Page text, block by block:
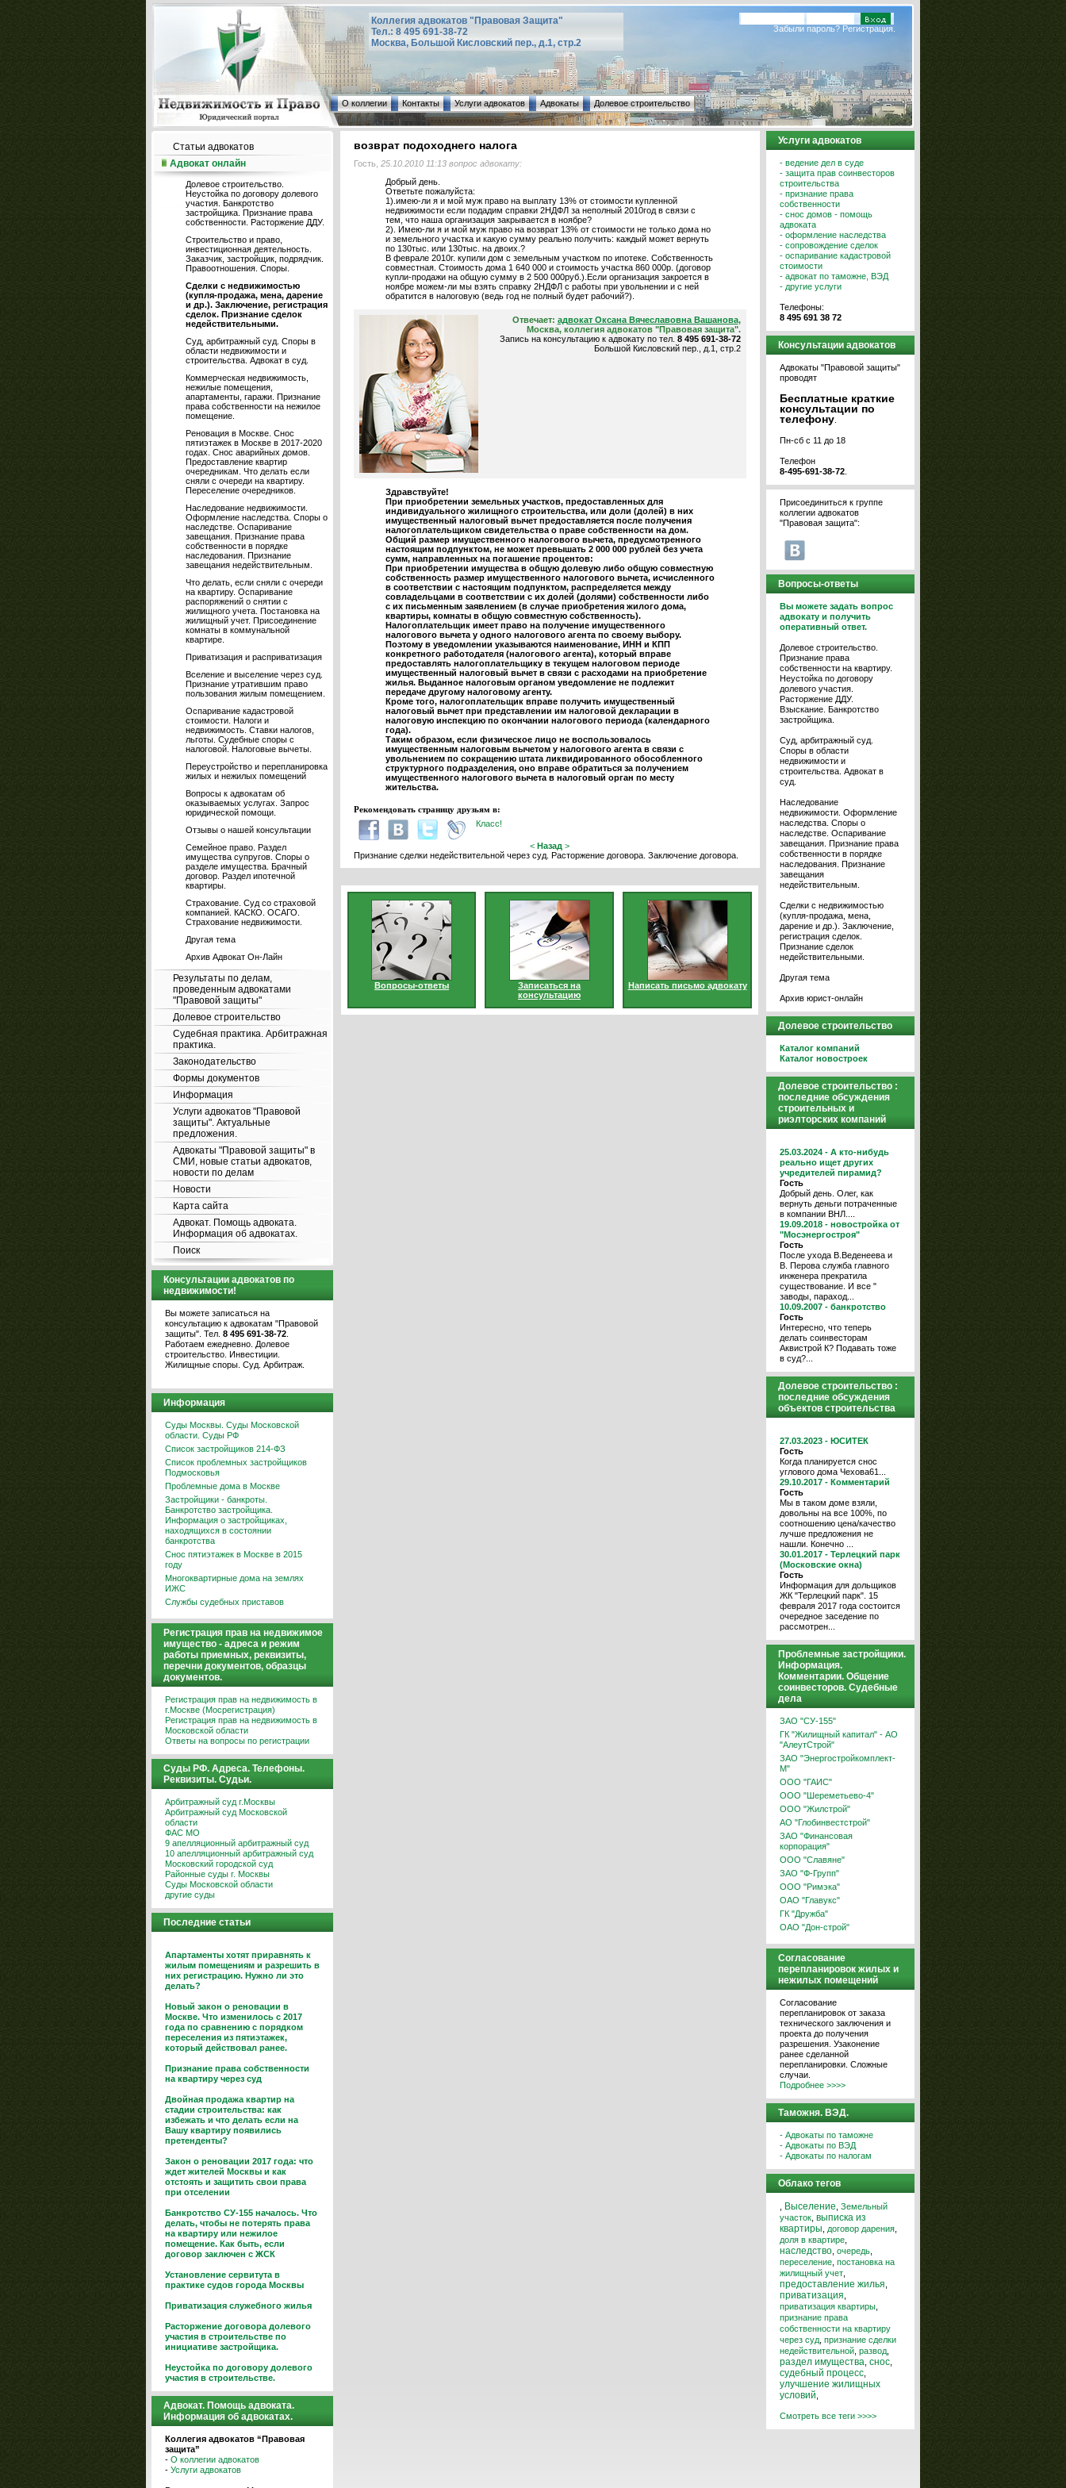
Коллегия адвокатов "Правовая Защита"
Тел.: 8 495 691-38-72
Москва, Большой Кисловский пер., д.1, стр.2
Забыли пароль? Регистрация.
О коллегии Контакты Услуги адвокатов Адвокаты Долевое строительство
Статьи адвокатов
Адвокат онлайн
Долевое строительство.
Неустойка по договору долевого
участия. Банкротство
застройщика. Признание права
собственности. Расторжение ДДУ.
Строительство и право,
инвестиционная деятельность.
Заказчик, застройщик, подрядчик.
Правоотношения. Споры.
Сделки с недвижимостью
(купля-продажа, мена, дарение
и др.). Заключение, регистрация
сделок. Признание сделок
недействительными.
Суд, арбитражный суд. Споры в
области недвижимости и
строительства. Адвокат в суд.
Коммерческая недвижимость,
нежилые помещения,
апартаменты, гаражи. Признание
права собственности на нежилое
помещение.
Реновация в Москве. Снос
пятиэтажек в Москве в 2017-2020
годах. Снос аварийных домов.
Предоставление квартир
очередникам. Что делать если
сняли с очереди на квартиру.
Переселение очередников.
Наследование недвижимости.
Оформление наследства. Споры о
наследстве. Оспаривание
завещания. Признание права
собственности в порядке
наследования. Признание
завещания недействительным.
Что делать, если сняли с очереди
на квартиру. Оспаривание
распоряжений о снятии с
жилищного учета. Постановка на
жилищный учет. Присоединение
комнаты в коммунальной
квартире.
Приватизация и расприватизация
Вселение и выселение через суд.
Признание утратившим право
пользования жилым помещением.
Оспаривание кадастровой
стоимости. Налоги и
недвижимость. Ставки налогов,
льготы. Судебные споры с
налоговой. Налоговые вычеты.
Переустройство и перепланировка
жилых и нежилых помещений
Вопросы к адвокатам об
оказываемых услугах. Запрос
юридической помощи.
Отзывы о нашей консультации
Семейное право. Раздел
имущества супругов. Споры о
разделе имущества. Брачный
договор. Раздел ипотечной
квартиры.
Страхование. Суд со страховой
компанией. КАСКО. ОСАГО.
Страхование недвижимости.
Другая тема
Архив Адвокат Он-Лайн
Результаты по делам,
проведенным адвокатами
"Правовой защиты"
Долевое строительство
Судебная практика. Арбитражная
практика.
Законодательство
Формы документов
Информация
Услуги адвокатов "Правовой
защиты". Актуальные
предложения.
Адвокаты "Правовой защиты" в
СМИ, новые статьи адвокатов,
новости по делам
Новости
Карта сайта
Адвокат. Помощь адвоката.
Информация об адвокатах.
Поиск
Консультации адвокатов по
недвижимости!
Вы можете записаться на
консультацию к адвокатам "Правовой
защиты". Тел. 8 495 691-38-72
Работаем ежедневно. Долевое
строительство. Инвестиции.
Жилищные споры. Суд. Арбитраж.
Информация
Суды Москвы. Суды Московской
области. Суды РФ
Список застройщиков 214-ФЗ
Список проблемных застройщиков
Подмосковья
Проблемные дома в Москве
Застройщики - банкроты.
Банкротство застройщика.
Информация о застройщиках,
находящихся в состоянии
банкротства
Снос пятиэтажек в Москве в 2015
году
Многоквартирные дома на землях
ИЖС
Службы судебных приставов
Регистрация прав на недвижимое
имущество - адреса и режим
работы приемных, реквизиты,
перечни документов, образцы
документов.
Регистрация прав на недвижимость в
г.Москве (Мосрегистрация)
Регистрация прав на недвижимость в
Московской области
Ответы на вопросы по регистрации
Суды РФ. Адреса. Телефоны.
Реквизиты. Судьи.
Арбитражный суд г.Москвы
Арбитражный суд Московской
области
ФАС МО
9 апелляционный арбитражный суд
10 апелляционный арбитражный суд
Московский городской суд
Районные суды г. Москвы
Суды Московской области
другие суды
Последние статьи
Апартаменты хотят приравнять к
жилым помещениям и разрешить в
них регистрацию. Нужно ли это
делать?
Новый закон о реновации в
Москве. Что изменилось с 2017
года по сравнению с порядком
переселения из пятиэтажек,
который действовал ранее.
Признание права собственности
на квартиру через суд
Двойная продажа квартир на
стадии строительства: как
избежать и что делать если на
Вашу квартиру появились
претенденты?
Закон о реновации 2017 года: что
ждет жителей Москвы и как
отстоять и защитить свои права
при отселении
Банкротство СУ-155 началось. Что
делать, чтобы не потерять права
на квартиру или нежилое
помещение. Как быть, если
договор заключен с ЖСК
Установление сервитута в
практике судов города Москвы
Приватизация служебного жилья
Расторжение договора долевого
участия в строительстве по
инициативе застройщика.
Неустойка по договору долевого
участия в строительстве.
Адвокат. Помощь адвоката.
Информация об адвокатах.
Коллегия адвокатов “Правовая
защита”
- О коллегии адвокатов
- Услуги адвокатов
возврат подоходнего налога
Гость, 25.10.2010 11:13 вопрос адвокату:
Добрый день.
Ответьте пожалуйста:
1).имею-ли я и мой муж право на выплату 13% от стоимости купленной
недвижимости если подадим справки 2НДФЛ за неполный 2010год в связи с
тем, что наша организация закрывается в ноябре?
2). Имею-ли я и мой муж право на возврат 13% от стоимости не только дома но
и земельного участка и какую сумму реально получить: каждый может вернуть
по 130тыс. или 130тыс. на двоих.?
В феврале 2010г. купили дом с земельным участком по ипотеке. Собственность
совместная. Стоимость дома 1 640 000 и стоимость участка 860 000р. (договор
купли-продажи на общую сумму в 2 500 000руб.).Если организация закроется в
ноябре можем-ли мы взять справку 2НДФЛ с работы при увольнении и с ней
обратится в налоговую (ведь год не полный будет рабочий?).
Отвечает: адвокат Оксана Вячеславовна Вашанова,
Москва, коллегия адвокатов "Правовая защита".
Запись на консультацию к адвокату по тел. 8 495 691-38-72
Большой Кисловский пер., д.1, стр.2
Здравствуйте!
При приобретении земельных участков, предоставленных для
индивидуального жилищного строительства, или доли (долей) в них
имущественный налоговый вычет предоставляется после получения
налогоплательщиком свидетельства о праве собственности на дом.
Общий размер имущественного налогового вычета, предусмотренного
настоящим подпунктом, не может превышать 2 000 000 рублей без учета
сумм, направленных на погашение процентов:
При приобретении имущества в общую долевую либо общую совместную
собственность размер имущественного налогового вычета, исчисленного
в соответствии с настоящим подпунктом, распределяется между
совладельцами в соответствии с их долей (долями) собственности либо
с их письменным заявлением (в случае приобретения жилого дома,
квартиры, комнаты в общую совместную собственность).
Налогоплательщик имеет право на получение имущественного
налогового вычета у одного налогового агента по своему выбору.
Поэтому в уведомлении указываются наименование, ИНН и КПП
конкретного работодателя (налогового агента), который вправе
предоставлять налогоплательщику в текущем налоговом периоде
имущественный налоговый вычет в связи с расходами на приобретение
жилья. Выданное налоговым органом уведомление не подлежит
передаче другому налоговому агенту.
Кроме того, налогоплательщик вправе получить имущественный
налоговый вычет при представлении им налоговой декларации в
налоговую инспекцию по окончании налогового периода (календарного
года).
Таким образом, если физическое лицо не воспользовалось
имущественным налоговым вычетом у налогового агента в связи с
увольнением по сокращению штата ликвидированного обособленного
структурного подразделения, оно вправе обратиться за получением
имущественного налогового вычета в налоговый орган по месту
жительства.
Рекомендовать страницу друзьям в:
Класс!
< Назад >
Признание сделки недействительной через суд. Расторжение договора. Заключение договора.
Вопросы-ответы
Записаться на
консультацию
Написать письмо адвокату
Услуги адвокатов
- ведение дел в суде
- защита прав соинвесторов
строительства
- признание права
собственности
- снос домов - помощь
адвоката
- оформление наследства
- сопровождение сделок
- оспаривание кадастровой
стоимости
- адвокат по таможне, ВЭД
- другие услуги
Телефоны:
8 495 691 38 72
Консультации адвокатов
Адвокаты "Правовой защиты"
проводят
Бесплатные краткие
консультации по
телефону
Пн-сб с 11 до 18
Телефон
8-495-691-38-72
Присоединиться к группе
коллегии адвокатов
"Правовая защита":
Вопросы-ответы
Вы можете задать вопрос
адвокату и получить
оперативный ответ.
Долевое строительство.
Признание права
собственности на квартиру.
Неустойка по договору
долевого участия.
Расторжение ДДУ.
Взыскание. Банкротство
застройщика.
Суд, арбитражный суд.
Споры в области
недвижимости и
строительства. Адвокат в
суд.
Наследование
недвижимости. Оформление
наследства. Споры о
наследстве. Оспаривание
завещания. Признание права
собственности в порядке
наследования. Признание
завещания
недействительным.
Сделки с недвижимостью
(купля-продажа, мена,
дарение и др.). Заключение,
регистрация сделок.
Признание сделок
недействительными.
Другая тема
Архив юрист-онлайн
Долевое строительство
Каталог компаний
Каталог новостроек
Долевое строительство :
последние обсуждения
строительных и
риэлторских компаний
25.03.2024 - А кто-нибудь
реально ищет других
учредителей пирамид?
Гость
Добрый день. Олег, как
вернуть деньги потраченные
в компании ВНЛ....
19.09.2018 - новостройка от
"Мосэнергостроя"
Гость
После ухода В.Веденеева и
В. Перова служба главного
инженера прекратила
существование. И все "
заводы, параход...
10.09.2007 - банкротство
Гость
Интересно, что теперь
делать соинвесторам
Аквистрой К? Подавать тоже
в суд?...
Долевое строительство :
последние обсуждения
объектов строительства
27.03.2023 - ЮСИТЕК
Гость
Когда планируется снос
углового дома Чехова61...
29.10.2017 - Комментарий
Гость
Мы в таком доме взяли,
довольны на все 100%, по
соотношению цена/качество
лучше предложения не
нашли. Конечно ...
30.01.2017 - Терлецкий парк
(Московские окна)
Гость
Информация для дольщиков
ЖК "Терлецкий парк". 15
февраля 2017 года состоится
очередное заседение по
рассмотрен...
Проблемные застройщики.
Информация.
Комментарии. Общение
соинвесторов. Судебные
дела
ЗАО "СУ-155"
ГК "Жилищный капитал" - АО
"АлеутСтрой"
ЗАО "Энергостройкомплект-
М"
ООО "ГАИС"
ООО "Шереметьево-4"
ООО "Жилстрой"
АО "Глобинвестстрой"
ЗАО "Финансовая
корпорация"
ООО "Славяне"
ЗАО "Ф-Групп"
ООО "Римэка"
ОАО "Главукс"
ГК "Дружба"
ОАО "Дон-строй"
Согласование
перепланировок жилых и
нежилых помещений
Согласование
перепланировок от заказа
технического заключения и
проекта до получения
разрешения. Узаконение
ранее сделанной
перепланировки. Сложные
случаи.
Подробнее >>>>
Таможня. ВЭД.
- Адвокаты по таможне
- Адвокаты по ВЭД
- Адвокаты по налогам
Облако тегов
Выселение Земельный
участок выписка из
квартиры
договор дарения
доля в квартире
наследство очередь
переселение постановка на
жилищный учет
предоставление жилья
приватизация
приватизация квартиры
признание права
собственности на квартиру
через суд признание сделки
недействительной развод
раздел имущества снос
судебный процесс
улучшение жилищных
условий
Смотреть все теги >>>>